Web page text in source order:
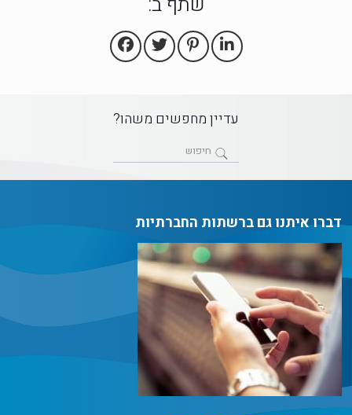
עדיין מחפשים משהו?
דברו איתנו גם ברשתות החברתיות